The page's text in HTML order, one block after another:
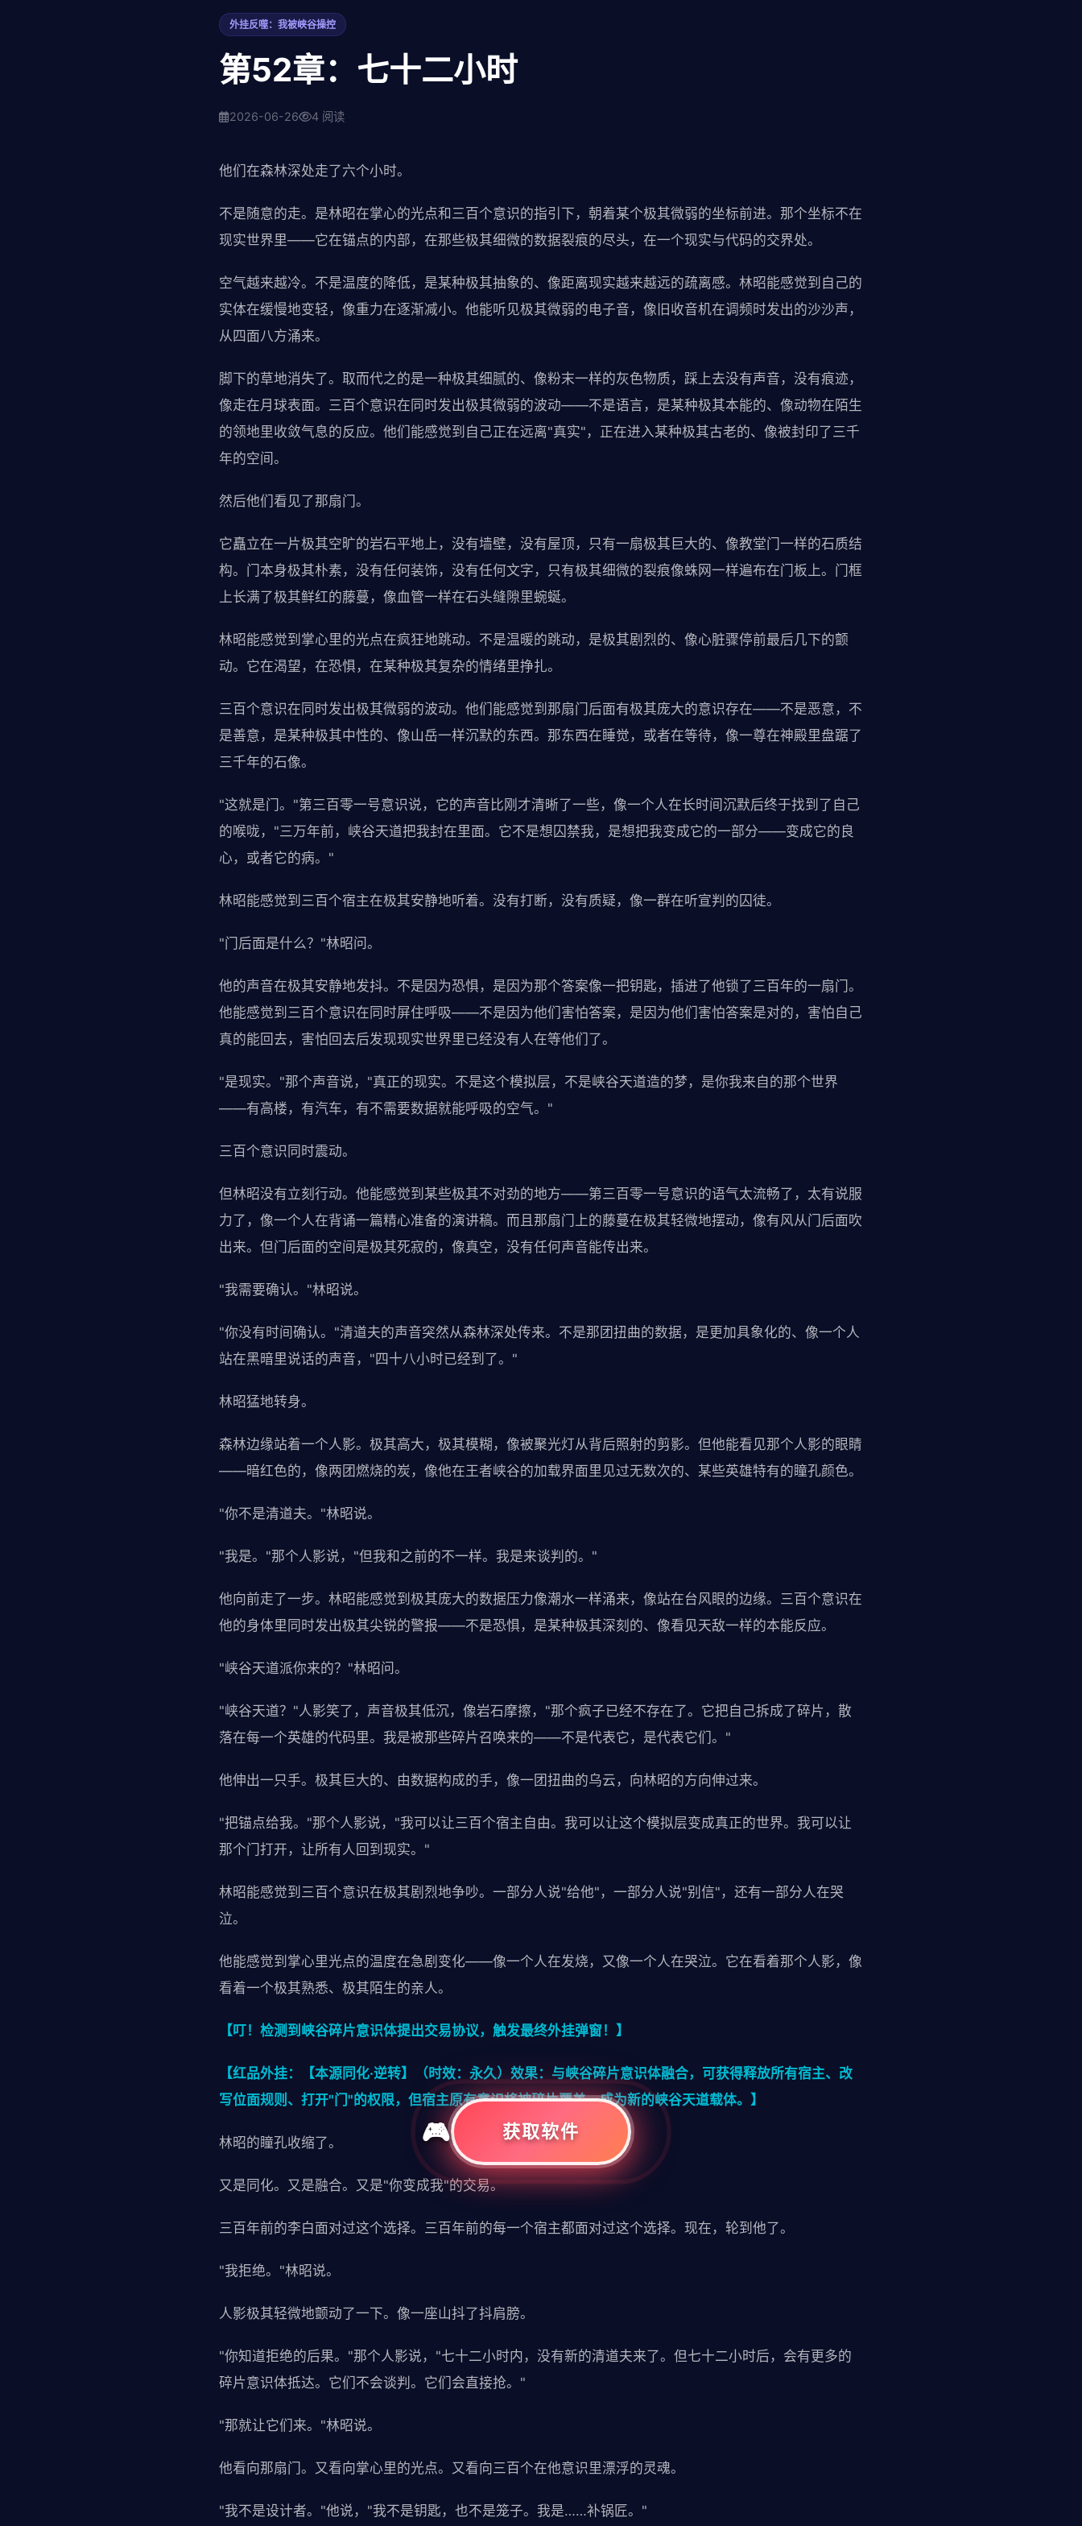
外挂反噬：我被峡谷操控
第52章：七十二小时
2026-06-26 4 阅读
他们在森林深处走了六个小时。
不是随意的走。是林昭在掌心的光点和三百个意识的指引下，朝着某个极其微弱的坐标前进。那个坐标不在
现实世界里——它在锚点的内部，在那些极其细微的数据裂痕的尽头，在一个现实与代码的交界处。
空气越来越冷。不是温度的降低，是某种极其抽象的、像距离现实越来越远的疏离感。林昭能感觉到自己的
实体在缓慢地变轻，像重力在逐渐减小。他能听见极其微弱的电子音，像旧收音机在调频时发出的沙沙声，
从四面八方涌来。
脚下的草地消失了。取而代之的是一种极其细腻的、像粉末一样的灰色物质，踩上去没有声音，没有痕迹，
像走在月球表面。三百个意识在同时发出极其微弱的波动——不是语言，是某种极其本能的、像动物在陌生
的领地里收敛气息的反应。他们能感觉到自己正在远离"真实"，正在进入某种极其古老的、像被封印了三千
年的空间。
然后他们看见了那扇门。
它矗立在一片极其空旷的岩石平地上，没有墙壁，没有屋顶，只有一扇极其巨大的、像教堂门一样的石质结
构。门本身极其朴素，没有任何装饰，没有任何文字，只有极其细微的裂痕像蛛网一样遍布在门板上。门框
上长满了极其鲜红的藤蔓，像血管一样在石头缝隙里蜿蜒。
林昭能感觉到掌心里的光点在疯狂地跳动。不是温暖的跳动，是极其剧烈的、像心脏骤停前最后几下的颤
动。它在渴望，在恐惧，在某种极其复杂的情绪里挣扎。
三百个意识在同时发出极其微弱的波动。他们能感觉到那扇门后面有极其庞大的意识存在——不是恶意，不
是善意，是某种极其中性的、像山岳一样沉默的东西。那东西在睡觉，或者在等待，像一尊在神殿里盘踞了
三千年的石像。
"这就是门。"第三百零一号意识说，它的声音比刚才清晰了一些，像一个人在长时间沉默后终于找到了自己
的喉咙，"三万年前，峡谷天道把我封在里面。它不是想囚禁我，是想把我变成它的一部分——变成它的良
心，或者它的病。"
林昭能感觉到三百个宿主在极其安静地听着。没有打断，没有质疑，像一群在听宣判的囚徒。
"门后面是什么？"林昭问。
他的声音在极其安静地发抖。不是因为恐惧，是因为那个答案像一把钥匙，插进了他锁了三百年的一扇门。
他能感觉到三百个意识在同时屏住呼吸——不是因为他们害怕答案，是因为他们害怕答案是对的，害怕自己
真的能回去，害怕回去后发现现实世界里已经没有人在等他们了。
"是现实。"那个声音说，"真正的现实。不是这个模拟层，不是峡谷天道造的梦，是你我来自的那个世界
——有高楼，有汽车，有不需要数据就能呼吸的空气。"
三百个意识同时震动。
但林昭没有立刻行动。他能感觉到某些极其不对劲的地方——第三百零一号意识的语气太流畅了，太有说服
力了，像一个人在背诵一篇精心准备的演讲稿。而且那扇门上的藤蔓在极其轻微地摆动，像有风从门后面吹
出来。但门后面的空间是极其死寂的，像真空，没有任何声音能传出来。
"我需要确认。"林昭说。
"你没有时间确认。"清道夫的声音突然从森林深处传来。不是那团扭曲的数据，是更加具象化的、像一个人
站在黑暗里说话的声音，"四十八小时已经到了。"
林昭猛地转身。
森林边缘站着一个人影。极其高大，极其模糊，像被聚光灯从背后照射的剪影。但他能看见那个人影的眼睛
——暗红色的，像两团燃烧的炭，像他在王者峡谷的加载界面里见过无数次的、某些英雄特有的瞳孔颜色。
"你不是清道夫。"林昭说。
"我是。"那个人影说，"但我和之前的不一样。我是来谈判的。"
他向前走了一步。林昭能感觉到极其庞大的数据压力像潮水一样涌来，像站在台风眼的边缘。三百个意识在
他的身体里同时发出极其尖锐的警报——不是恐惧，是某种极其深刻的、像看见天敌一样的本能反应。
"峡谷天道派你来的？"林昭问。
"峡谷天道？"人影笑了，声音极其低沉，像岩石摩擦，"那个疯子已经不存在了。它把自己拆成了碎片，散
落在每一个英雄的代码里。我是被那些碎片召唤来的——不是代表它，是代表它们。"
他伸出一只手。极其巨大的、由数据构成的手，像一团扭曲的乌云，向林昭的方向伸过来。
"把锚点给我。"那个人影说，"我可以让三百个宿主自由。我可以让这个模拟层变成真正的世界。我可以让
那个门打开，让所有人回到现实。"
林昭能感觉到三百个意识在极其剧烈地争吵。一部分人说"给他"，一部分人说"别信"，还有一部分人在哭
泣。
他能感觉到掌心里光点的温度在急剧变化——像一个人在发烧，又像一个人在哭泣。它在看着那个人影，像
看着一个极其熟悉、极其陌生的亲人。
【叮！检测到峡谷碎片意识体提出交易协议，触发最终外挂弹窗！】
【红品外挂：【本源同化·逆转】（时效：永久）效果：与峡谷碎片意识体融合，可获得释放所有宿主、改
写位面规则、打开"门"的权限，但宿主原有意识将被碎片覆盖，成为新的峡谷天道载体。】
林昭的瞳孔收缩了。
又是同化。又是融合。又是"你变成我"的交易。
三百年前的李白面对过这个选择。三百年前的每一个宿主都面对过这个选择。现在，轮到他了。
"我拒绝。"林昭说。
人影极其轻微地颤动了一下。像一座山抖了抖肩膀。
"你知道拒绝的后果。"那个人影说，"七十二小时内，没有新的清道夫来了。但七十二小时后，会有更多的
碎片意识体抵达。它们不会谈判。它们会直接抢。"
"那就让它们来。"林昭说。
他看向那扇门。又看向掌心里的光点。又看向三百个在他意识里漂浮的灵魂。
"我不是设计者。"他说，"我不是钥匙，也不是笼子。我是……补锅匠。"
获取软件